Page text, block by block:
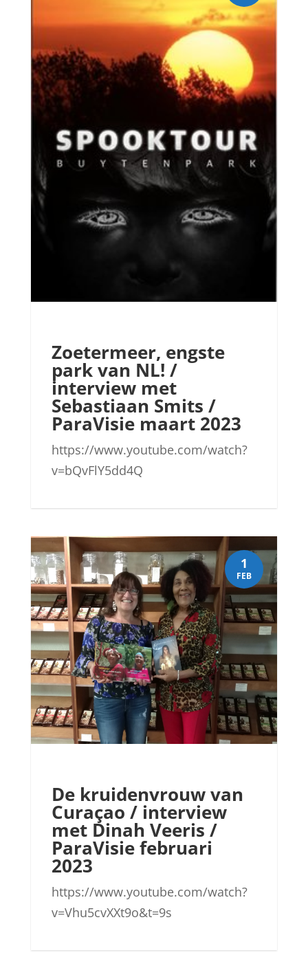
Zoetermeer, engste
park van NL! /
interview met
Sebastiaan Smits /
ParaVisie maart 2023
https://www.youtube.com/watch?
v=bQvFlY5dd4Q
De kruidenvrouw van
Curaçao / interview
met Dinah Veeris /
ParaVisie februari
2023
https://www.youtube.com/watch?
v=Vhu5cvXXt9o&t=9s
1
FEB